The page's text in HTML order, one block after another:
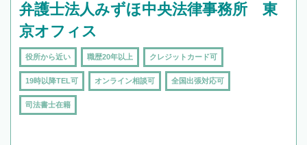
弁護士法人みずほ中央法律事務所 東
京オフィス
役所から近い 職歴20年以上 クレジットカード可
19時以降TEL可 オンライン相談可 全国出張対応可
司法書士在籍